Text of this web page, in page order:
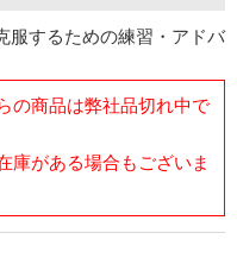
するための練習・アドバ
の商品は弊社品切れ中で
庫がある場合もございま